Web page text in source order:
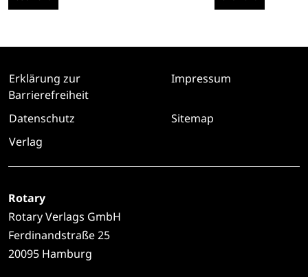
Erklärung zur
Barrierefreiheit
Impressum
Datenschutz
Sitemap
Verlag
Rotary
Rotary Verlags GmbH
Ferdinandstraße 25
20095 Hamburg